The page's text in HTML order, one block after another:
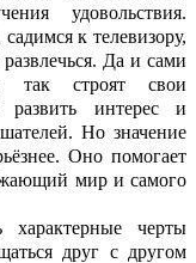
удовольствия.
к телевизору,
Да и сами
так строят свои
развить интерес и
Но значение
Оно помогает
мир и самого
характерные черты
друг с другом